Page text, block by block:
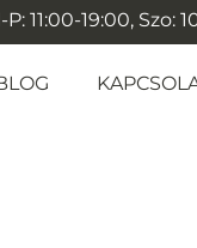
11:00-19:00, Szo: